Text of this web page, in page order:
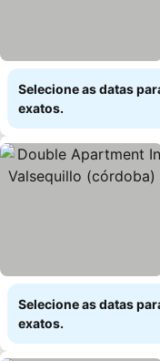
Selecione as datas
exatos.
Selecione as datas
exatos.